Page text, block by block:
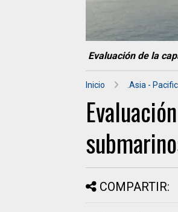
Evaluación de la
Inicio .Asia -
COMPARTIR: